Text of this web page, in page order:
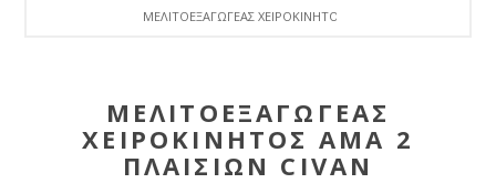
ΜΕΛΙΤΟΕΞΑΓΩΓΈΑΣ ΧΕΙΡΟΚΊΝΗΤΟΣ AMA 2 ΠΛΑΙΣΊΩΝ CIVAN
ΜΕΛΙΤΟΕΞΑΓΩΓΈΑΣ
ΧΕΙΡΟΚΊΝΗΤΟΣ AMA 2
ΠΛΑΙΣΊΩΝ CIVAN